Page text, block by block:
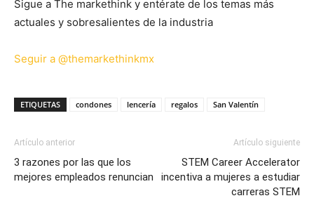
Sigue a The markethink y entérate de los temas más
actuales y sobresalientes de la industria
Seguir a @themarkethinkmx
ETIQUETAS condones lencería regalos San Valentín
Artículo anterior
3 razones por las que los
mejores empleados renuncian
Artículo siguiente
STEM Career Accelerator
incentiva a mujeres a estudiar
carreras STEM